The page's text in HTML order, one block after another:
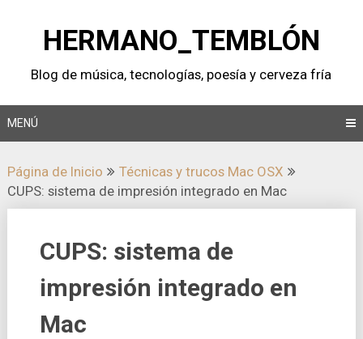
contenidoHERMANO_TEMBLÓN
Blog de música, tecnologí­as, poesí­a y cerveza frí­a
MENÚ
Página de Inicio
Técnicas y trucos Mac OSX
CUPS: sistema de impresión integrado en Mac
CUPS: sistema de
impresión integrado en
Mac